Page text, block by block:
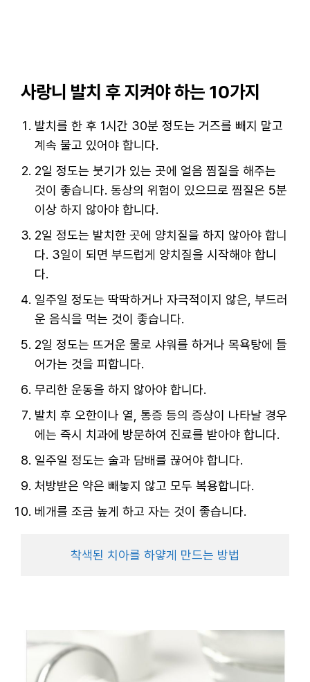
사랑니 발치 후 지켜야 하는 10가지
발치를 한 후 1시간 30분 정도는 거즈를 빼지 말고
계속 물고 있어야 합니다.
2일 정도는 붓기가 있는 곳에 얼음 찜질을 해주는
것이 좋습니다. 동상의 위험이 있으므로 찜질은 5분
이상 하지 않아야 합니다.
2일 정도는 발치한 곳에 양치질을 하지 않아야 합니
다. 3일이 되면 부드럽게 양치질을 시작해야 합니
다.
일주일 정도는 딱딱하거나 자극적이지 않은, 부드러
운 음식을 먹는 것이 좋습니다.
2일 정도는 뜨거운 물로 샤워를 하거나 목욕탕에 들
어가는 것을 피합니다.
무리한 운동을 하지 않아야 합니다.
발치 후 오한이나 열, 통증 등의 증상이 나타날 경우
에는 즉시 치과에 방문하여 진료를 받아야 합니다.
일주일 정도는 술과 담배를 끊어야 합니다.
처방받은 약은 빼놓지 않고 모두 복용합니다.
베개를 조금 높게 하고 자는 것이 좋습니다.
착색된 치아를 하얗게 만드는 방법